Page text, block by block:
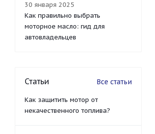
30 января 2025
Как правильно выбрать
моторное масло: гид для
автовладельцев
Статьи Все статьи
Как защитить мотор от
некачественного топлива?